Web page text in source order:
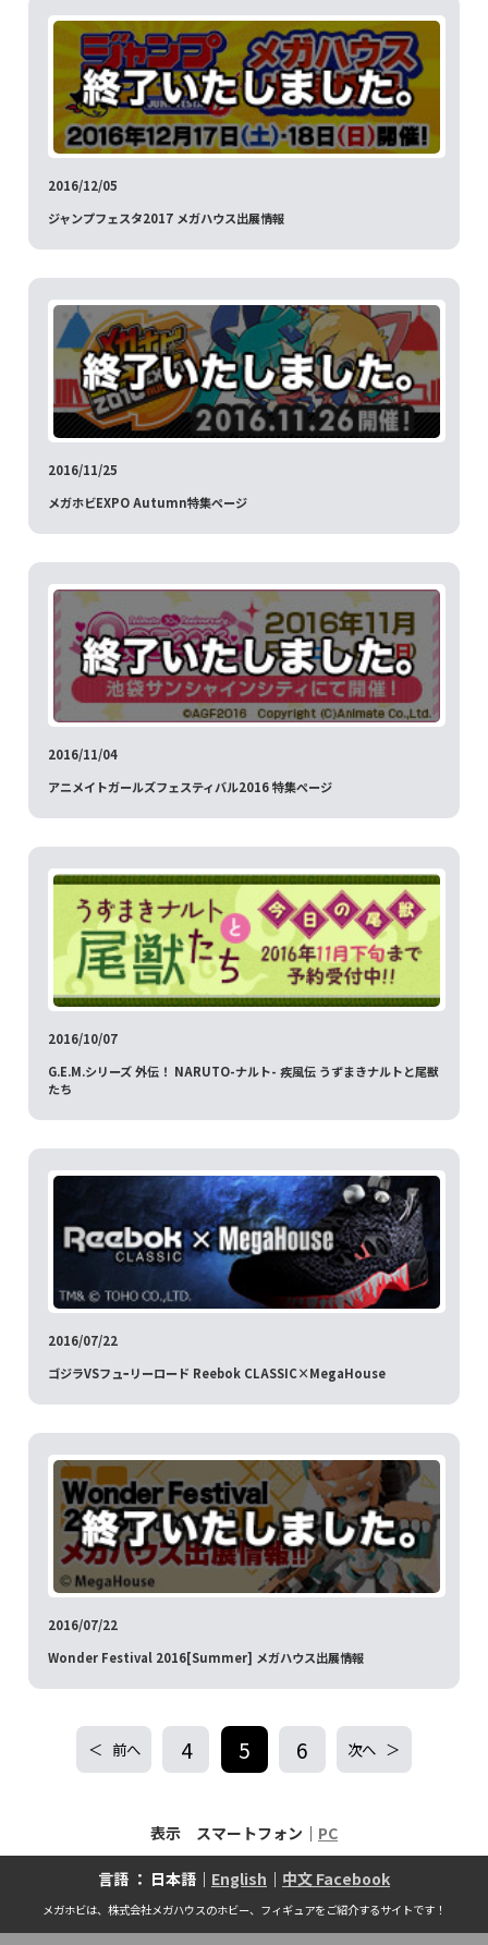
2016/12/05
ジャンプフェスタ2017 メガハウス出展情報
2016/11/25
メガホビEXPO Autumn特集ページ
2016/11/04
アニメイトガールズフェスティバル2016 特集ページ
2016/10/07
G.E.M.シリーズ 外伝！ NARUTO-ナルト- 疾風伝 うずまきナルトと尾獣
たち
2016/07/22
ゴジラVSフュｰリーロード Reebok CLASSIC×MegaHouse
2016/07/22
Wonder Festival 2016[Summer] メガハウス出展情報
前へ 4 5 6 次へ
表示 スマートフォン｜ PC
言語 ： 日本語｜ English ｜ 中文 Facebook
メガホビは、株式会社メガハウスのホビー、フィギュアをご紹介するサイトです！